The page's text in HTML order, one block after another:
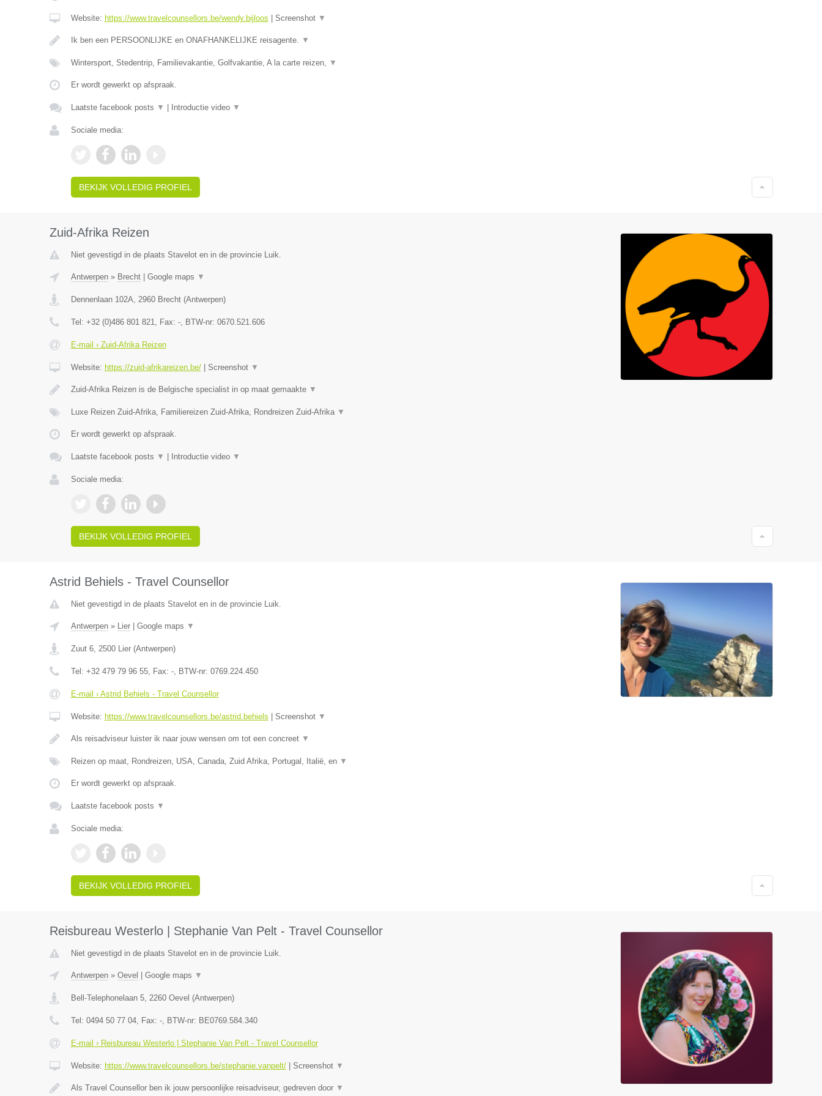
Website: https://www.travelcounsellors.be/wendy.bijloos Screenshot ▼
Ik ben een PERSOONLIJKE en ONAFHANKELIJKE reisagente. ▼
Wintersport, Stedentrip, Familievakantie, Golfvakantie, A la carte reizen, ▼
Er wordt gewerkt op afspraak.
Laatste facebook posts ▼ Introductie video ▼
Sociale media:
BEKIJK VOLLEDIG PROFIEL
Zuid-Afrika Reizen
Niet gevestigd in de plaats Stavelot en in de provincie Luik.
Antwerpen» Brecht| Google maps ▼
Dennenlaan 102A, 2960 Brecht(Antwerpen)
Tel: +32 (0)486 801 821, Fax: -, BTW-nr: 0670.521.606
E-mail › Zuid-Afrika Reizen
Website: https://zuid-afrikareizen.be/| Screenshot ▼
Zuid-Afrika Reizen is de Belgische specialist in op maat gemaakte ▼
Luxe Reizen Zuid-Afrika, Familiereizen Zuid-Afrika, Rondreizen Zuid-Afrika ▼
Er wordt gewerkt op afspraak.
Laatste facebook posts ▼ Introductie video ▼
Sociale media:
BEKIJK VOLLEDIG PROFIEL
Astrid Behiels - Travel Counsellor
Niet gevestigd in de plaats Stavelot en in de provincie Luik.
Antwerpen» Lier| Google maps ▼
Zuut 6, 2500 Lier(Antwerpen)
Tel: +32 479 79 96 55, Fax: -, BTW-nr: 0769.224.450
E-mail › Astrid Behiels - Travel Counsellor
Website: https://www.travelcounsellors.be/astrid.behiels Screenshot ▼
Als reisadviseur luister ik naar jouw wensen om tot een concreet ▼
Reizen op maat, Rondreizen, USA, Canada, Zuid Afrika, Portugal, Italië, en ▼
Er wordt gewerkt op afspraak.
Laatste facebook posts ▼
Sociale media:
BEKIJK VOLLEDIG PROFIEL
Reisbureau Westerlo | Stephanie Van Pelt - Travel Counsellor
Niet gevestigd in de plaats Stavelot en in de provincie Luik.
Antwerpen» Oevel Google maps ▼
Bell-Telephonelaan 5, 2260 Oevel (Antwerpen)
Tel: 0494 50 77 04, Fax: -, BTW-nr: BE0769.584.340
E-mail › Reisbureau Westerlo | Stephanie Van Pelt - Travel Counsellor
Website: https://www.travelcounsellors.be/stephanie.vanpelt/| Screenshot ▼
Als Travel Counsellor ben ik jouw persoonlijke reisadviseur, gedreven door ▼